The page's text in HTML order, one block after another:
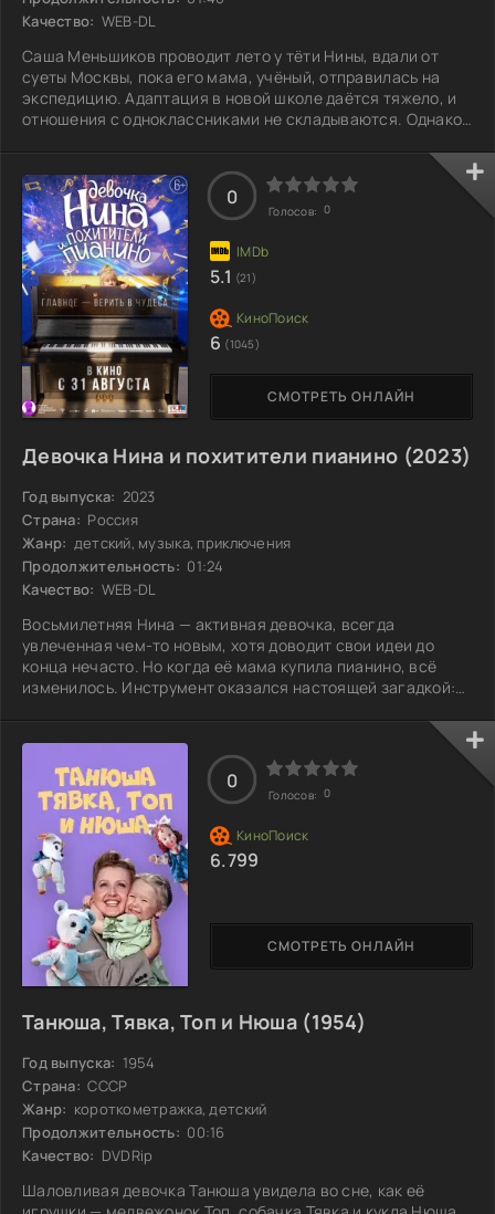
Качество: WEB-DL
Саша Меньшиков проводит лето у тёти Нины, вдали от
суеты Москвы, пока его мама, учёный, отправилась на
экспедицию. Адаптация в новой школе даётся тяжело, и
отношения с одноклассниками не складываются. Однако
раненого лисёнка, попавшего в капкан. Решив помочь,
Саша прячет его в укромном месте и начинает
заботиться о своём новом питомце. Между ними
завязывается настоящая дружба, полная приключений,
Девочка Нина и похитители пианино (2023)
Год выпуска: 2023
Страна: Россия
Жанр: детский, музыка, приключения
Продолжительность: 01:24
Качество: WEB-DL
Восьмилетняя Нина — активная девочка, всегда
увлеченная чем-то новым, хотя доводит свои идеи до
конца нечасто. Но когда её мама купила пианино, всё
изменилось. Инструмент оказался настоящей загадкой:
злоумышленники, которые планировали использовать его
для захвата мира. Нина, полная решимости, и её верный
друг Кирилл должны проявить смекалку и стойкость,
чтобы остановить этот коварный план. В их пути
СМОТРЕТЬ ОНЛАЙН
0
Голосов: 0
5.1 (21)
6 (1045)
Танюша, Тявка, Топ и Нюша (1954)
Год выпуска: 1954
Страна: СССР
Жанр: короткометражка, детский
Продолжительность: 00:16
Качество: DVDRip
Шаловливая девочка Танюша увидела во сне, как её
СМОТРЕТЬ ОНЛАЙН
0
Голосов: 0
6.799